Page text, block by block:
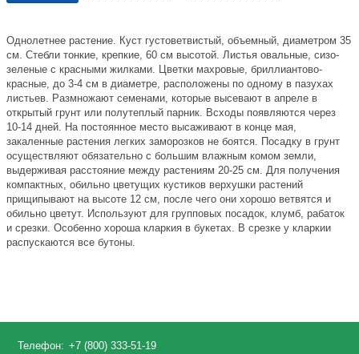
Однолетнее растение. Куст густоветвистый, объемный, диаметром 35
см. Стебли тонкие, крепкие, 60 см высотой. Листья овальные, сизо-
зеленые с красными жилками. Цветки махровые, бриллиантово-
красные, до 3-4 см в диаметре, расположены по одному в пазухах
листьев. Размножают семенами, которые высевают в апреле в
открытый грунт или полутеплый парник. Всходы появляются через
10-14 дней. На постоянное место высаживают в конце мая,
закаленные растения легких заморозков не боятся. Посадку в грунт
осуществляют обязательно с большим влажным комом земли,
выдерживая расстояние между растениям 20-25 см. Для получения
компактных, обильно цветущих кустиков верхушки растений
прищипывают на высоте 12 см, после чего они хорошо ветвятся и
обильно цветут. Используют для групповых посадок, клумб, рабаток
и срезки. Особенно хороша кларкия в букетах. В срезке у кларкии
распускаются все бутоны.
Телефон: +7 (800) 333-51-19